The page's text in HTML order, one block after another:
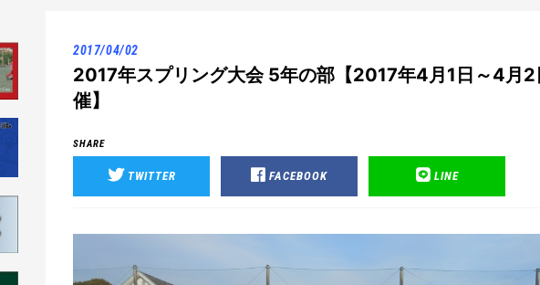
2017/04/02
2017年スプリング大会 5年の部【2017年4月1日～4月2
催】
SHARE
TWITTER FACEBOOK LINE